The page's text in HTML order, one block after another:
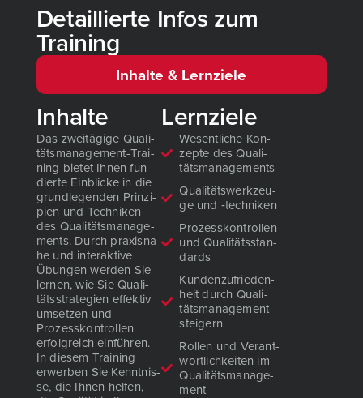
Detaillierte Infos zum
Training
Inhalte & Lernziele
Inhalte
Das zwei­tä­gi­ge Qua­li­
täts­ma­nage­ment-Trai­
ning bie­tet Ihnen fun­
dier­te Ein­bli­cke in die
grund­le­gen­den Prin­zi­
pi­en und Tech­ni­ken
des Qua­li­täts­ma­nage­
ments. Durch pra­xis­na­
he und inter­ak­ti­ve
Übun­gen wer­den Sie
ler­nen, wie Sie Qua­li­
täts­stra­te­gien effek­tiv
umset­zen und
Prozesskon­trol­len
erfolg­reich ein­füh­ren.
In die­sem Trai­ning
erwer­ben Sie Kennt­nis­
se, die Ihnen hel­fen,
Lernziele
Wesent­li­che Kon­
zep­te des Qua­li­
täts­ma­nage­ments
Qua­li­täts­werk­zeu­
ge und ‑tech­ni­ken
Pro­zess­kon­trol­len
und Qua­li­täts­stan­
dards
Kun­den­zu­frie­den­
heit durch Qua­li­
täts­ma­nage­ment
stei­gern
Rol­len und Ver­ant­
wort­lich­kei­ten im
Qua­li­täts­ma­nage­
ment